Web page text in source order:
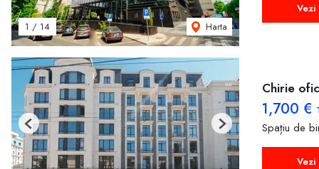
1 / 14 Harta
Vezi
Previous Next
Chirie
1,700 €
Spațiu de
Vezi